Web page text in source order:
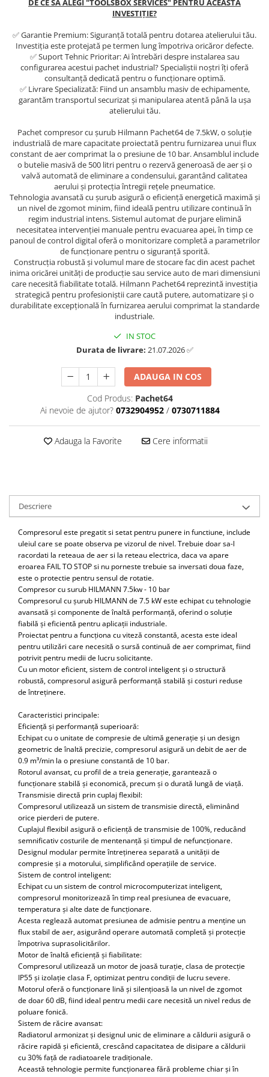
Elevator motociclete
Girafa, macara motor
Masa hidraulica
Presa hidraulica stationara
Scule si echipamente spalatorie
Consumabile spalatorii auto
Curatitor cu presiune
Scule spalatorii auto
Scule motor
Ceas comparator
Scule AdBlue
Scule bujii, bujii incandescente
Scule electrice motor
Scule esapament
Scule injectoare
Scule montat, demontat segmenti
Scule pentru fulii, ax came, curele
si pinioane
Scule sistem racire
Scule turbosuflante
Tester compresie
Scule pentru mecanica
Adaptoare, prelungitoare, reductii
si articulatii cardanice
Antrenor articulat si culisant
Ciocan, levier, dalti si dornuri
Scule diverse mecanica
Scule motor
Scule Pneumatice
Scule speciale
Scule supape
Scule suspensie
Scule transmisie
Set / trusa chei tubulare
Set burghie si freze
Set chei
Set prelungitoare
Set surubelnite
Testare cuplu dinamometric de
strangere
Trusa / Set tarozi si filiere
Trusa imbus hex,torx,ribe,M-uri
Tubulare speciale
DE CE SĂ ALEGI "TOOLSBOX SERVICES" PENTRU ACEASTĂ
INVESTIȚIE?
✅ Garantie Premium: Siguranță totală pentru dotarea atelierului tău.
Investiția este protejată pe termen lung împotriva oricăror defecte.
✅ Suport Tehnic Prioritar: Ai întrebări despre instalarea sau
configurarea acestui pachet industrial? Specialiștii noștri îți oferă
consultanță dedicată pentru o funcționare optimă.
✅ Livrare Specializată: Fiind un ansamblu masiv de echipamente,
garantăm transportul securizat și manipularea atentă până la ușa
atelierului tău.
Pachet compresor cu șurub Hilmann Pachet64 de 7.5kW, o soluție
industrială de mare capacitate proiectată pentru furnizarea unui flux
constant de aer comprimat la o presiune de 10 bar. Ansamblul include
o butelie masivă de 500 litri pentru o rezervă generoasă de aer și o
valvă automată de eliminare a condensului, garantând calitatea
aerului și protecția întregii rețele pneumatice.
Tehnologia avansată cu șurub asigură o eficiență energetică maximă și
un nivel de zgomot minim, fiind ideală pentru utilizare continuă în
regim industrial intens. Sistemul automat de purjare elimină
necesitatea intervenției manuale pentru evacuarea apei, în timp ce
panoul de control digital oferă o monitorizare completă a parametrilor
de funcționare pentru o siguranță sporită.
Construcția robustă și volumul mare de stocare fac din acest pachet
inima oricărei unități de producție sau service auto de mari dimensiuni
care necesită fiabilitate totală. Hilmann Pachet64 reprezintă investiția
strategică pentru profesioniștii care caută putere, automatizare și o
durabilitate excepțională în furnizarea aerului comprimat la standarde
industriale.
IN STOC
Durata de livrare: 21.07.2026 ✅
ADAUGA IN COS
Cod Produs: Pachet64
Ai nevoie de ajutor? 0732904952 / 0730711884
Adauga la Favorite Cere informatii
Descriere
Compresorul este pregatit si setat pentru punere in functiune, include
uleiul care se poate observa pe vizorul de nivel. Trebuie doar sa-l
racordati la reteaua de aer si la reteau electrica, daca va apare
eroarea FAIL TO STOP si nu porneste trebuie sa inversati doua faze,
este o protectie pentru sensul de rotatie.
Compresor cu surub HILMANN 7.5kw - 10 bar
Compresorul cu șurub HILMANN de 7.5 kW este echipat cu tehnologie
avansată și componente de înaltă performanță, oferind o soluție
fiabilă și eficientă pentru aplicații industriale.
Proiectat pentru a funcționa cu viteză constantă, acesta este ideal
pentru utilizări care necesită o sursă continuă de aer comprimat, fiind
potrivit pentru medii de lucru solicitante.
Cu un motor eficient, sistem de control inteligent și o structură
robustă, compresorul asigură performanță stabilă și costuri reduse
de întreținere.
Caracteristici principale:
Eficiență și performanță superioară:
Echipat cu o unitate de compresie de ultimă generație și un design
geometric de înaltă precizie, compresorul asigură un debit de aer de
0.9 m³/min la o presiune constantă de 10 bar.
Rotorul avansat, cu profil de a treia generație, garantează o
funcționare stabilă și economică, precum și o durată lungă de viață.
Transmisie directă prin cuplaj flexibil:
Compresorul utilizează un sistem de transmisie directă, eliminând
orice pierderi de putere.
Cuplajul flexibil asigură o eficiență de transmisie de 100%, reducând
semnificativ costurile de mentenanță și timpul de nefuncționare.
Designul modular permite întreținerea separată a unității de
compresie și a motorului, simplificând operațiile de service.
Sistem de control inteligent:
Echipat cu un sistem de control microcomputerizat inteligent,
compresorul monitorizează în timp real presiunea de evacuare,
temperatura și alte date de funcționare.
Acesta reglează automat presiunea de admisie pentru a menține un
flux stabil de aer, asigurând operare automată completă și protecție
împotriva suprasolicitărilor.
Motor de înaltă eficiență și fiabilitate:
Compresorul utilizează un motor de joasă turație, clasa de protecție
IP55 și izolație clasa F, optimizat pentru condiții de lucru severe.
Motorul oferă o funcționare lină și silențioasă la un nivel de zgomot
de doar 60 dB, fiind ideal pentru medii care necesită un nivel redus de
poluare fonică.
Sistem de răcire avansat:
Radiatorul armonizat și designul unic de eliminare a căldurii asigură o
răcire rapidă și eficientă, crescând capacitatea de disipare a căldurii
cu 30% față de radiatoarele tradiționale.
Această tehnologie permite funcționarea fără probleme chiar și în